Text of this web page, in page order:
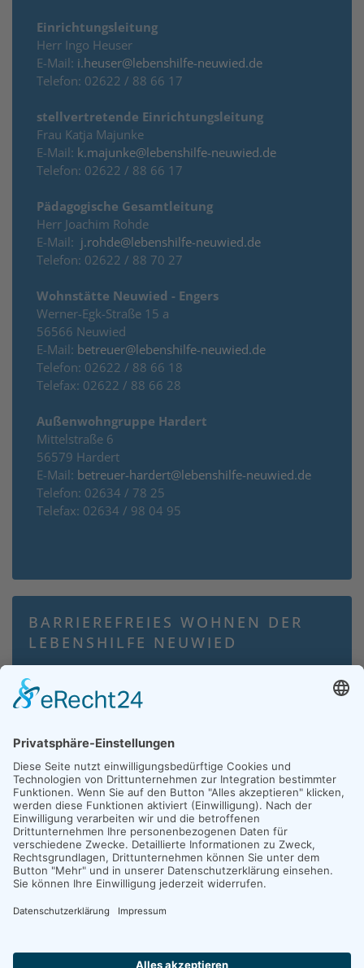
Einrichtungsleitung
Herr Ingo Heuser
E-Mail: i.heuser@lebenshilfe-neuwied.de
Telefon: 02622 / 88 66 17
stellvertretende Einrichtungsleitung
Frau Katja Majunke
E-Mail: k.majunke@lebenshilfe-neuwied.de
Telefon: 02622 / 88 66 17
Pädagogische Gesamtleitung
Herr Joachim Rohde
E-Mail: j.rohde@lebenshilfe-neuwied.de
Telefon: 02622 / 88 70 27
Wohnstätte Neuwied - Engers
Werner-Egk-Straße 15 a
56566 Neuwied
E-Mail: betreuer@lebenshilfe-neuwied.de
Telefon: 02622 / 88 66 18
Telefax: 02622 / 88 66 28
Außenwohngruppe Hardert
Mittelstraße 6
56579 Hardert
E-Mail: betreuer-hardert@lebenshilfe-neuwied.de
Telefon: 02634 / 78 25
Telefax: 02634 / 98 04 95
BARRIEREFREIES WOHNEN DER
LEBENSHILFE NEUWIED
Andernach e.V. - Alle Rechte vorbehalten, powered by